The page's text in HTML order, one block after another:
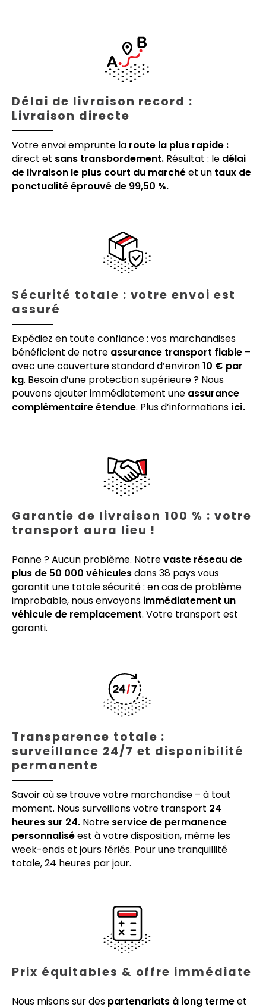
Délai de livraison record :
Livraison directe
Votre envoi emprunte la route la plus rapide :
direct et sans transbordement. Résultat : le délai
de livraison le plus court du marchéet un taux de
ponctualité éprouvé de 99,50 %.
Sécurité totale : votre envoi est
assuré
Expédiez en toute confiance : vos marchandises
bénéficient de notre assurance transport fiable –
avec une couverture standard d’environ10 € par
kg. Besoin d’une protection supérieure ? Nous
pouvons ajouter immédiatement une assurance
complémentaire étendue. Plus d’informations ici.
Garantie de livraison 100 % : votre
transport aura lieu !
Panne ? Aucun problème. Notrevaste réseau de
plus de 50 000 véhiculesdans 38 pays vous
garantit une totale sécurité : en cas de problème
improbable, nous envoyons immédiatement un
véhicule de remplacement. Votre transport est
garanti.
Transparence totale :
surveillance 24/7 et disponibilité
permanente
Savoir où se trouve votre marchandise – à tout
moment. Nous surveillons votre transport 24
heures sur 24. Notre service de permanence
personnaliséest à votre disposition, même les
week-ends et jours fériés. Pour une tranquillité
totale, 24 heures par jour.
Prix équitables & offre immédiate
Nous misons sur des partenariats à long termeet